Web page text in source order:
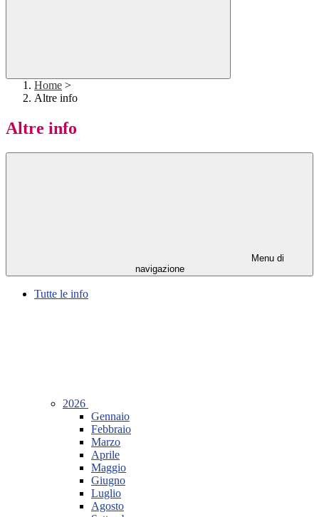
Home >
Altre info
Altre info
Menu di
navigazione
Tutte le info
2026
Gennaio
Febbraio
Marzo
Aprile
Maggio
Giugno
Luglio
Agosto